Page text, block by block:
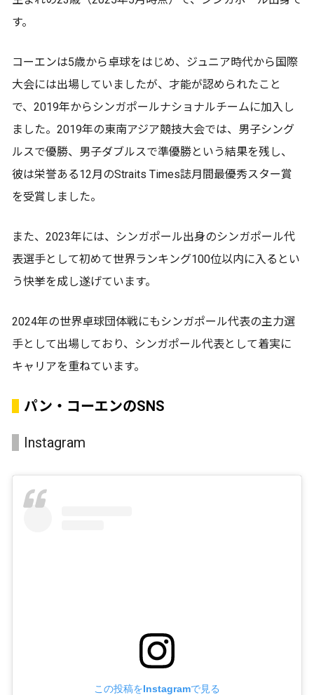
す。
コーエンは5歳から卓球をはじめ、ジュニア時代から国際
大会には出場していましたが、才能が認められたこと
で、2019年からシンガポールナショナルチームに加入し
ました。2019年の東南アジア競技大会では、男子シング
ルスで優勝、男子ダブルスで準優勝という結果を残し、
彼は栄誉ある12月のStraits Times誌月間最優秀スター賞
を受賞しました。
また、2023年には、シンガポール出身のシンガポール代
表選手として初めて世界ランキング100位以内に入るとい
う快挙を成し遂げています。
2024年の世界卓球団体戦にもシンガポール代表の主力選
手として出場しており、シンガポール代表として着実に
キャリアを重ねています。
パン・コーエンのSNS
Instagram
この投稿をInstagramで見る